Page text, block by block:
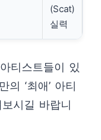
(Scat)
실력
티스트들이 있
‘최애’ 아티
시길 바랍니